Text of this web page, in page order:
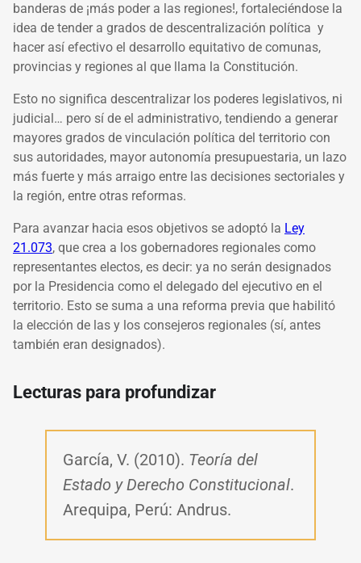
banderas de ¡más poder a las regiones!, fortaleciéndose la
idea de tender a grados de descentralización política y
hacer así efectivo el desarrollo equitativo de comunas,
provincias y regiones al que llama la Constitución.
Esto no significa descentralizar los poderes legislativos, ni
judicial… pero sí de el administrativo, tendiendo a generar
mayores grados de vinculación política del territorio con
sus autoridades, mayor autonomía presupuestaria, un lazo
más fuerte y más arraigo entre las decisiones sectoriales y
la región, entre otras reformas.
Para avanzar hacia esos objetivos se adoptó la Ley
21.073, que crea a los gobernadores regionales como
representantes electos, es decir: ya no serán designados
por la Presidencia como el delegado del ejecutivo en el
territorio. Esto se suma a una reforma previa que habilitó
la elección de las y los consejeros regionales (sí, antes
también eran designados).
Lecturas para profundizar
García, V. (2010). Teoría del
Estado y Derecho Constitucional.
Arequipa, Perú: Andrus.